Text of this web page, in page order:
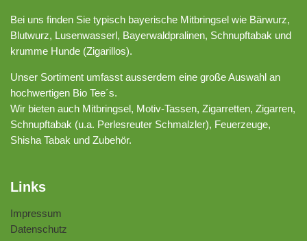
Bei uns finden Sie typisch bayerische Mitbringsel wie Bärwurz,
Blutwurz, Lusenwasserl, Bayerwaldpralinen, Schnupftabak und
krumme Hunde (Zigarillos).
Unser Sortiment umfasst ausserdem eine große Auswahl an
hochwertigen Bio Tee´s.
Wir bieten auch Mitbringsel, Motiv-Tassen, Zigarretten, Zigarren,
Schnupftabak (u.a. Perlesreuter Schmalzler), Feuerzeuge,
Shisha Tabak und Zubehör.
Links
Impressum
Datenschutz